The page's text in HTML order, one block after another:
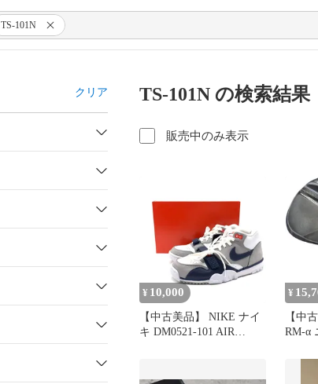
TS-101N
クリア TS-101N の検索結果
販売中のみ表示
¥ 10,000
【中古美品】 NIKE ナイ
キ DM0521-101 AIR
¥
【中
RM-α
ウェ